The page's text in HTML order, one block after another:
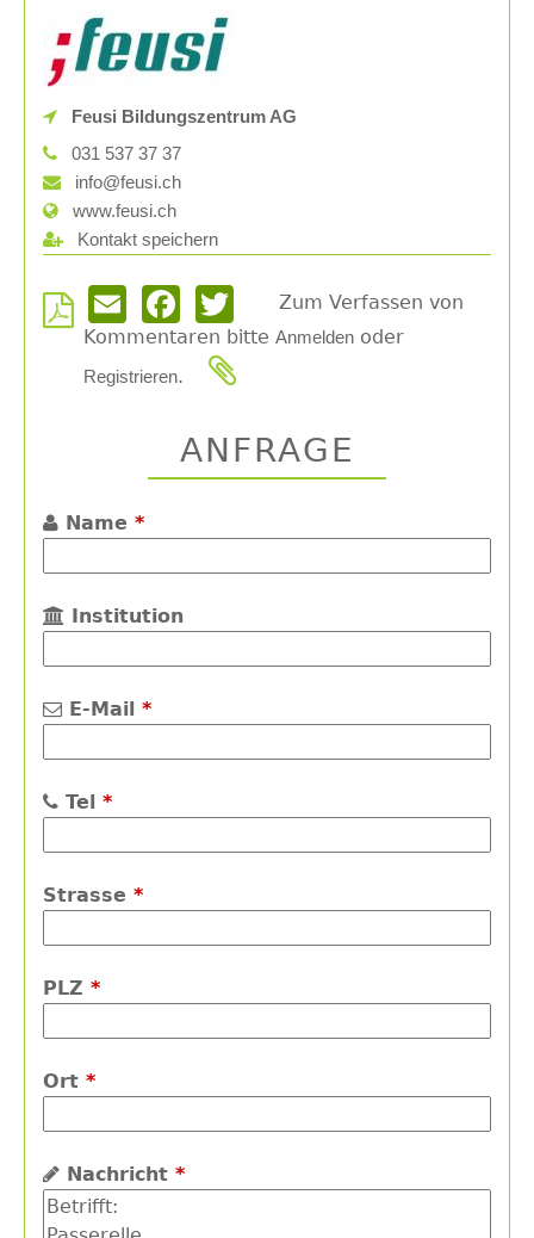
Feusi Bildungszentrum AG
031 537 37 37
info@feusi.ch
www.feusi.ch
Kontakt speichern
Email FacebookTwitterZum Verfassen von
Kommentaren bitte Anmelden oder
Registrieren.
ANFRAGE
Name *
Institution
E-Mail *
Tel *
Strasse *
PLZ *
Ort *
Nachricht *